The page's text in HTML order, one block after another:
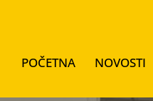
POČETNA NOVOSTI